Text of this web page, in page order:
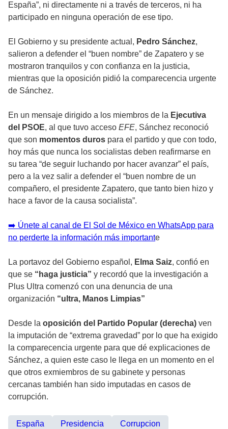
España”, ni directamente ni a través de terceros, ni ha
participado en ninguna operación de ese tipo.
El Gobierno y su presidente actual, Pedro Sánchez,
salieron a defender el “buen nombre” de Zapatero y se
mostraron tranquilos y con confianza en la justicia,
mientras que la oposición pidió la comparecencia urgente
de Sánchez.
En un mensaje dirigido a los miembros de la Ejecutiva
del PSOE, al que tuvo acceso EFE, Sánchez reconoció
que son momentos duros para el partido y que con todo,
hoy más que nunca los socialistas deben reafirmarse en
su tarea “de seguir luchando por hacer avanzar” el país,
pero a la vez salir a defender el “buen nombre de un
compañero, el presidente Zapatero, que tanto bien hizo y
hace a favor de la causa socialista”.
➡️ Únete al canal de El Sol de México en WhatsApp para
no perderte la información más importante
La portavoz del Gobierno español, Elma Saiz, confió en
que se “haga justicia” y recordó que la investigación a
Plus Ultra comenzó con una denuncia de una
organización “ultra, Manos Limpias”
Desde la oposición del Partido Popular (derecha) ven
la imputación de “extrema gravedad” por lo que ha exigido
la comparecencia urgente para que dé explicaciones de
Sánchez, a quien este caso le llega en un momento en el
que otros exmiembros de su gabinete y personas
cercanas también han sido imputadas en casos de
corrupción.
España Presidencia
Corrupcion